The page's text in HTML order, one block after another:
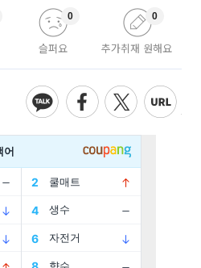
슬퍼요
0
추가취재 원해요
0